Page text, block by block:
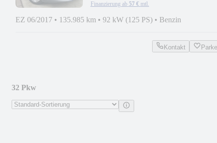
Finanzierung ab 57 € mtl.
EZ 06/2017 • 135.985 km • 92 kW (125 PS) • Benzin
Kontakt
32 Pkw